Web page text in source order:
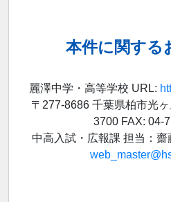
本件に関する
麗澤中学・高等学校 URL:
〒277-8686 千葉県柏市光
3700 FAX: 04-
中高入試・広報課 担当：